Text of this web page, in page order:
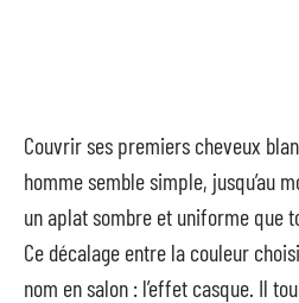
Couvrir ses premiers cheveux
homme semble simple, jusqu’au
un aplat sombre et uniforme que
Ce décalage entre la couleur
nom en salon : l’effet casque. Il